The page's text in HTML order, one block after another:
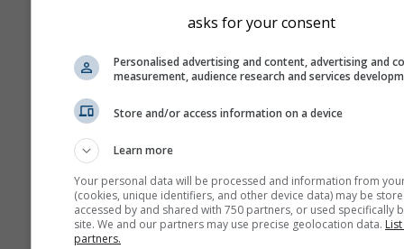
(Namibija), jednom od
jedrenje na svijetu. Takvi se
neće pojaviti na većini
asks for your consent
Personalised advertising and content, advertising and
measurement, audience research and services
Store and/or access information on a device
Learn more
Your personal data will be processed and information from
(cookies, unique identifiers, and other device data) may be
accessed by and shared with 750 partners, or used specifically
site. We and our partners may use precise geolocation data.
partners.